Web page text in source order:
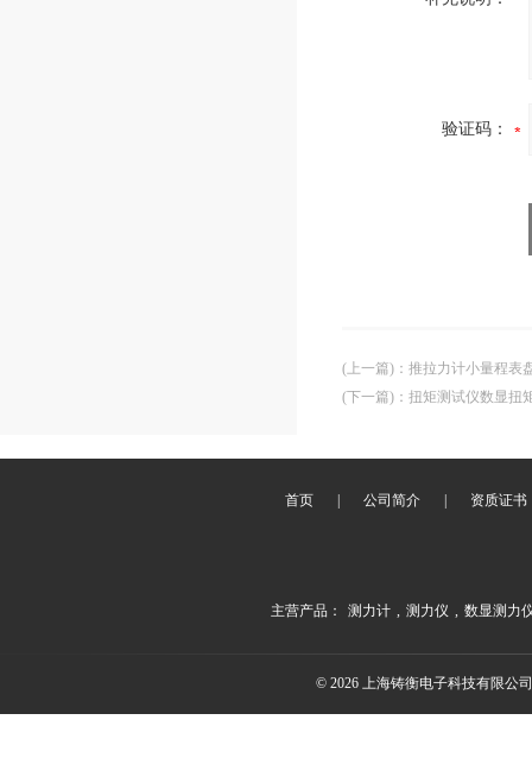
验证码：
(上一篇) ： 推拉力计小量程表
(下一篇) ： 扭矩测试仪数显扭
首页 公司简介 资质证书
主营产品： 测力计 , 测力仪 , 数显测力
© 2026 上海铸衡电子科技有限公